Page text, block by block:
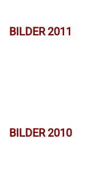
BILDER 2011
BILDER 2010